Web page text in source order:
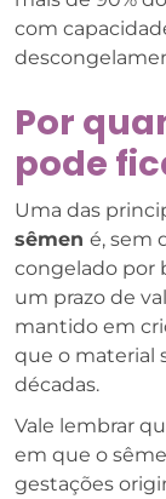
com
Por
pode
Uma das
sêmen é, sem
congelado por
um prazo de
mantido em
que o material
décadas.
Vale lembrar
em que o
gestações